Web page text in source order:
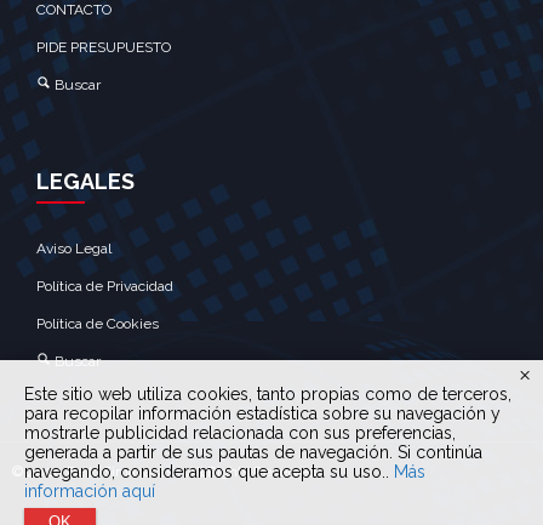
CONTACTO
PIDE PRESUPUESTO
Buscar
LEGALES
Aviso Legal
Política de Privacidad
Política de Cookies
Buscar
© 2020 Bello Simanacas - All Rights Reserved
Este sitio web utiliza cookies, tanto propias como de terceros,
para recopilar información estadística sobre su navegación y
mostrarle publicidad relacionada con sus preferencias,
generada a partir de sus pautas de navegación. Si continúa
navegando, consideramos que acepta su uso.
Más
información aquí